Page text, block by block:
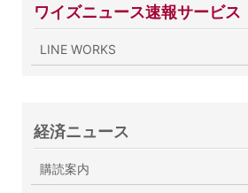
ワイズニュース速報サービス
LINE WORKS
経済ニュース
購読案内